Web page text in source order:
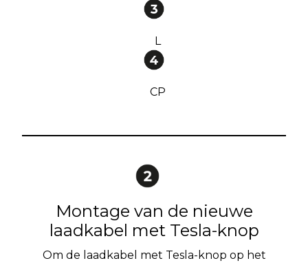
L
CP
Montage van de nieuwe
laadkabel met Tesla-knop
Om de laadkabel met Tesla-knop op het